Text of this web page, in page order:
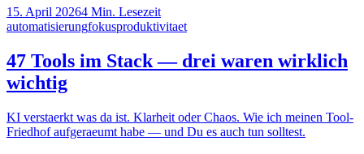
15. April 20264 Min. Lesezeit
automatisierungfokusproduktivitaet
47 Tools im Stack — drei waren wirklich
wichtig
KI verstaerkt was da ist. Klarheit oder Chaos. Wie ich meinen Tool-
Friedhof aufgeraeumt habe — und Du es auch tun solltest.